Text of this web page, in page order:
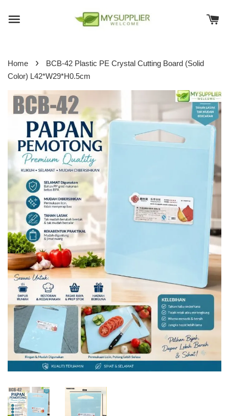
Home ›
BCB-42 Plastic PE Crystal Cutting Board (Solid
Color) L42*W29*H0.5cm